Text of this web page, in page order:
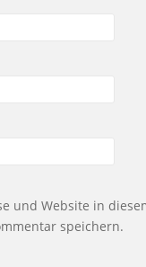
und Website in
speichern.